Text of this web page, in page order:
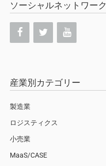
ソーシャルネットワーク
産業別カテゴリー
製造業
ロジスティクス
小売業
MaaS/CASE